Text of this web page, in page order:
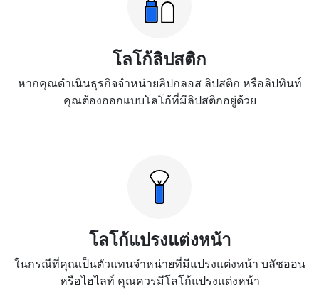
โลโก้ลิปสติก
หากคุณดำเนินธุรกิจจำหน่ายลิปกลอส ลิปสติก หรือลิปทินท์
คุณต้องออกแบบโลโก้ที่มีลิปสติกอยู่ด้วย
โลโก้แปรงแต่งหน้า
ในกรณีที่คุณเป็นตัวแทนจำหน่ายที่มีแปรงแต่งหน้า บลัชออน
หรือไฮไลท์ คุณควรมีโลโก้แปรงแต่งหน้า